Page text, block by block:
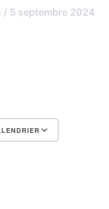
/ 5 septembre 2024